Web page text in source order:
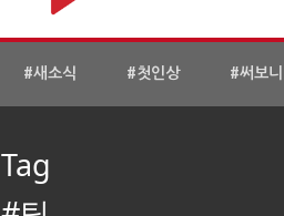
#새소식 #첫인상 #써보
Tag